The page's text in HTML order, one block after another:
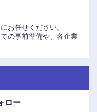
お任せください。
の事前準備や、各企業
ロー